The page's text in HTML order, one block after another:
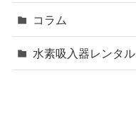
コラム
水素吸入器レンタル